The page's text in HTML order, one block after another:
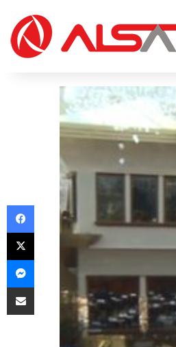
Facebook
X
Messenger
Share via Email